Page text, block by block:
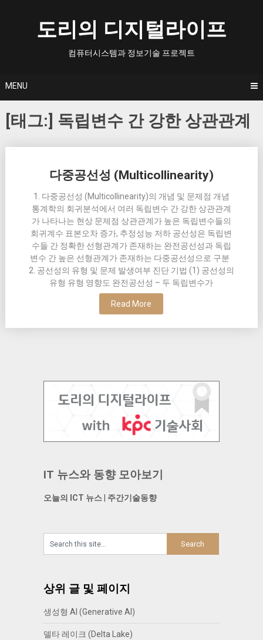
도리의 디지털라이프
컴퓨터시스템과 정보기술 프로젝트
MENU
[태그:] 독립변수 간 강한 상관관계
다중공선성 (Multicollinearity)
1. 다중공선성 (Multicollinearity)의 개념 및 문제점 개념
통계학의 회귀분석에서 여러 독립변수 간 강한 상관관계
가 나타나는 현상 문제점 상관관계가 높은 독립변수들의
회귀계수 표본오차 증가, 추정성능 저하 공선성은 독립변
수들 간 정확한 선형관계가 존재하는 완전공선성과 독립
변수 간 높은 선형관계가 존재하는 다중공선성으로 구분
2. 공선성의 유형 및 문제 발생여부 진단 기법 (1) 공선성의
유형 유형 영향도 완전공선성 – 두 독립변수가
Read More
navigation
IT 뉴스와 동향 모아보기
오늘의 ICT 뉴스| 주간기술동향
상위 글 및 페이지
생성형 AI (Generative AI)
델타 레이크 (Delta Lake)